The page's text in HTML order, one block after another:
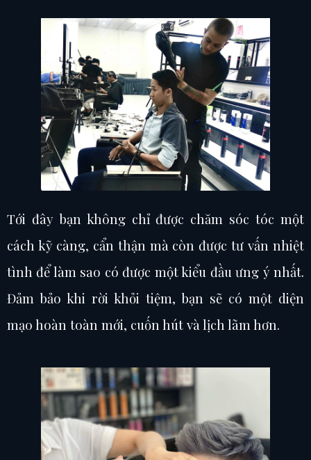
Tới đây bạn không chỉ được chăm sóc tóc một
cách kỹ càng, cẩn thận mà còn được tư vấn nhiệt
tình để làm sao có được một kiểu đầu ưng ý nhất.
Đảm bảo khi rời khỏi tiệm, bạn sẽ có một diện
mạo hoàn toàn mới, cuốn hút và lịch lãm hơn.